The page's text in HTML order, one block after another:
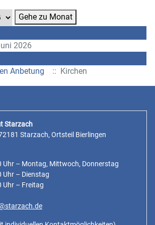
Gehe zu Monat
2026
Anbetung
:: Kirchen
Starzach
Starzach, Ortsteil Bierlingen
Uhr – Montag, Mittwoch, Donnerstag
Uhr – Dienstag
Uhr – Freitag